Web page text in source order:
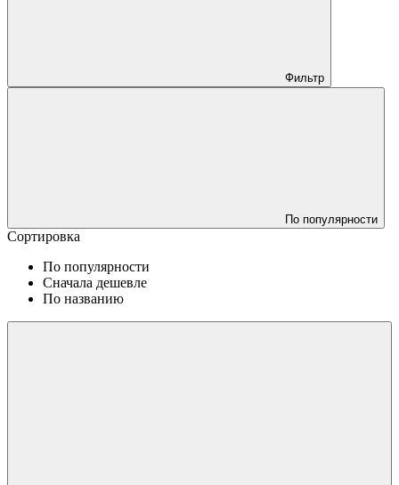
Фильтр
По популярности
Сортировка
По популярности
Сначала дешевле
По названию